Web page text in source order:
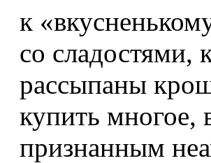
к
со сладостями,
рассыпаны
купить многое,
признанным